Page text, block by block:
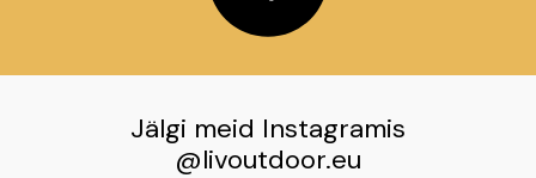
Jälgi meid Instagramis
@livoutdoor.eu